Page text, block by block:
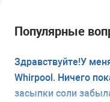
Популярные
Здравствуйте!У
Whirpool. Ничего
засыпки соли